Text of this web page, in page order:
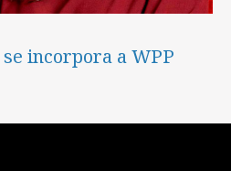
incorpora a WPP